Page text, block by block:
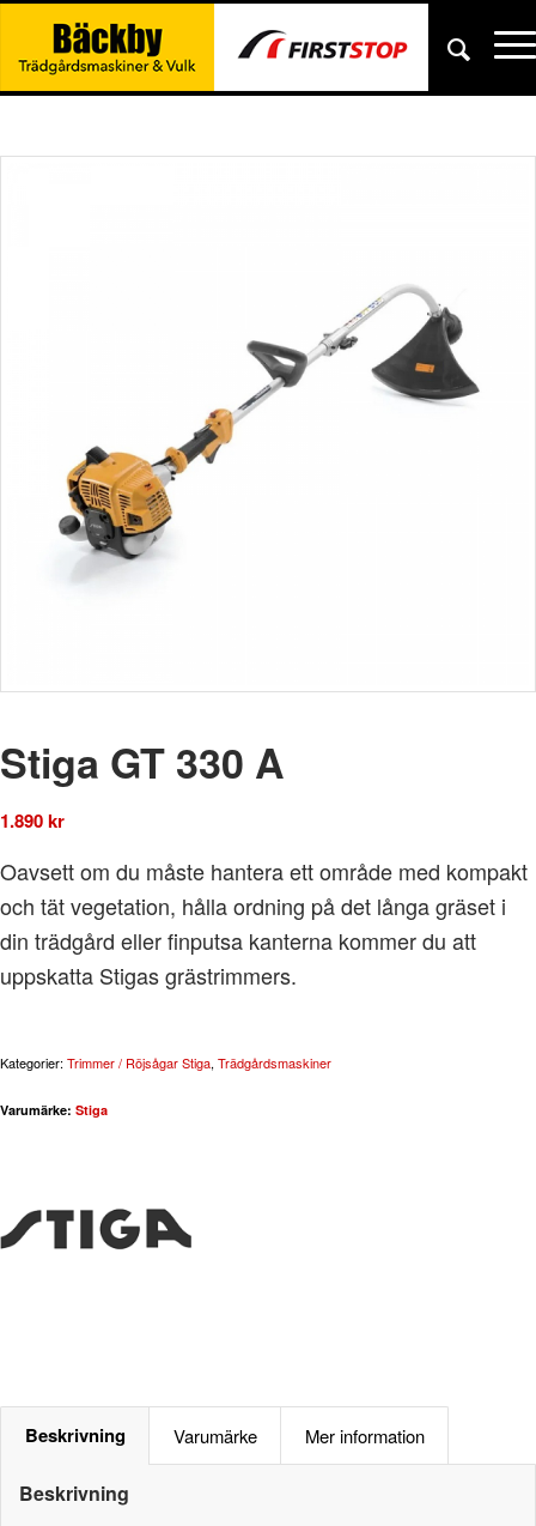
Stiga GT 330 A
1.890kr
Oavsett om du måste hantera ett område med kompakt
och tät vegetation, hålla ordning på det långa gräset i
din trädgård eller finputsa kanterna kommer du att
uppskatta Stigas grästrimmers.
Kategorier: Trimmer / Röjsågar Stiga, Trädgårdsmaskiner
Varumärke: Stiga
Beskrivning Varumärke Mer information
Beskrivning